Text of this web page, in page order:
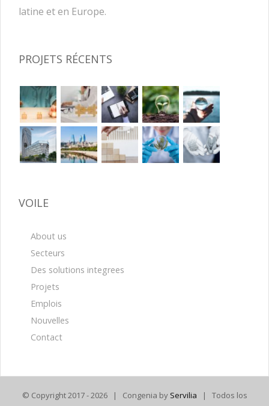
latine et en Europe.
PROJETS RÉCENTS
VOILE
About us
Secteurs
Des solutions integrees
Projets
Emplois
Nouvelles
Contact
© Copyright 2017 -2026 | Congenia by Servilia | Todos los